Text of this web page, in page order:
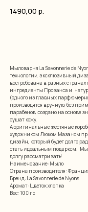
1490,00 р.
Мыловарня La Savonnerie de
технологии, эксклюзивный
востребована в разных
ингредиенты Прованса и
(одного из главных
производятся вручную, без
парабенов, создано на основе
сушат кожу.
А оригинальные жестяные
художником Люком Мазаном
дизайн, который будет долго
стать идеальным подарком.
долгу рассматривать!
Наименование: Мыло
Страна производителя:
Бренд: La Savonnerie de Nyons
Аромат: Цветок хлопка
Вес: 100 гр